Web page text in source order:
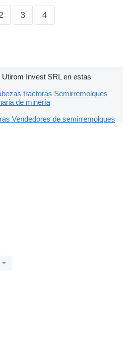
3 4
Invest SRL en estas
tractoras Semirremolques
de minería
Vendedores de semirremolques